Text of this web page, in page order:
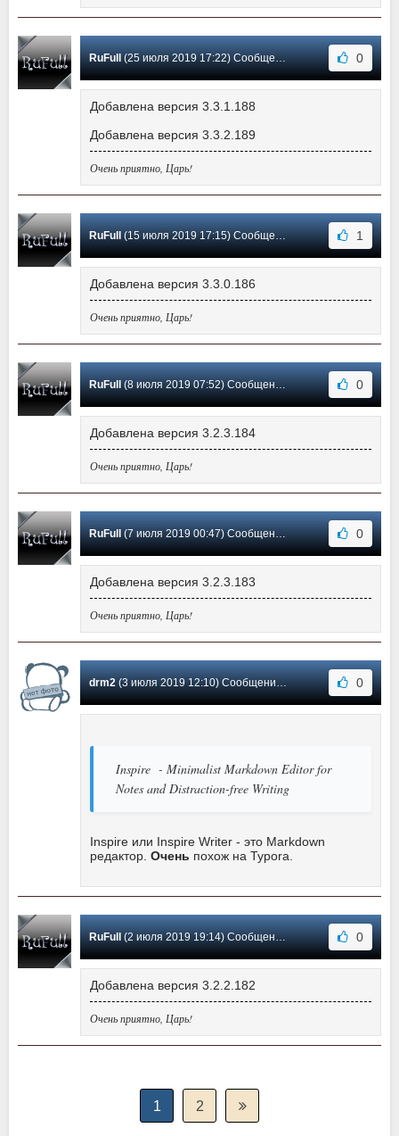
RuFull (25 июля 2019 17:22) Сообщение #13 0
Добавлена версия 3.3.1.188
Добавлена версия 3.3.2.189
Очень приятно, Царь!
RuFull (15 июля 2019 17:15) Сообщение #12 1
Добавлена версия 3.3.0.186
Очень приятно, Царь!
RuFull (8 июля 2019 07:52) Сообщение #11 0
Добавлена версия 3.2.3.184
Очень приятно, Царь!
RuFull (7 июля 2019 00:47) Сообщение #10 0
Добавлена версия 3.2.3.183
Очень приятно, Царь!
drm2(3 июля 2019 12:10) Сообщение #9 0
Inspire - Minimalist Markdown Editor for
Notes and Distraction-free Writing
Inspire или Inspire Writer - это Markdown
редактор. Очень похож на Typora.
RuFull (2 июля 2019 19:14) Сообщение #8 0
Добавлена версия 3.2.2.182
Очень приятно, Царь!
1 2